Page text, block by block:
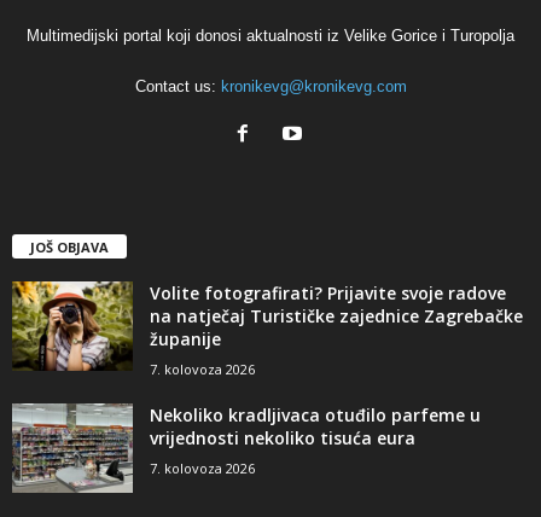
Multimedijski portal koji donosi aktualnosti iz Velike Gorice i Turopolja
Contact us: kronikevg@kronikevg.com
JOŠ OBJAVA
Volite fotografirati? Prijavite svoje radove
na natječaj Turističke zajednice Zagrebačke
županije
7. kolovoza 2026
Nekoliko kradljivaca otuđilo parfeme u
vrijednosti nekoliko tisuća eura
7. kolovoza 2026